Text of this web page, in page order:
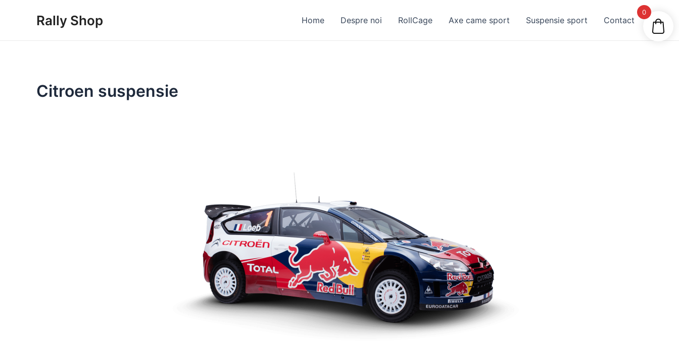
Rally Shop Home Despre noi RollCage Axe came sport Suspensie sport Contact
Citroen suspensie
0